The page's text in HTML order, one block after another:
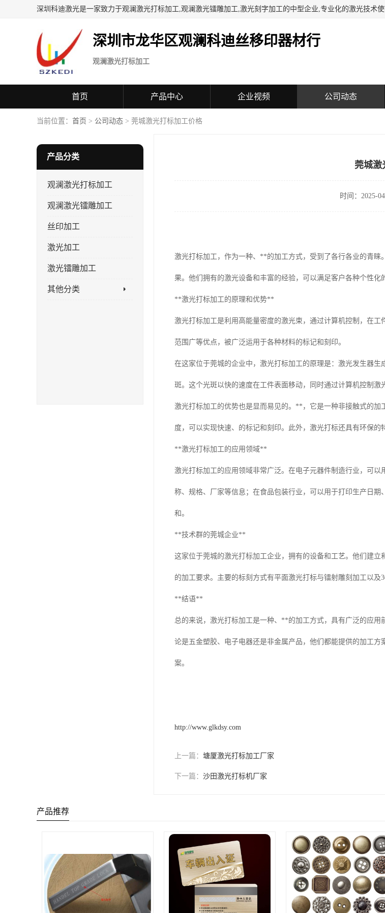
深圳科迪激光是一家致力于观澜激光打标加工,观澜激光镭雕加工,激光刻字加工的中型企业,专业化的激光技术使
深圳市龙华区观澜科迪丝移印器材行
观澜激光打标加工
首页 产品中心 企业视频 公司动态
当前位置： 首页 > 公司动态 > 莞城激光打标加工价格
产品分类
观澜激光打标加工
观澜激光镭雕加工
丝印加工
激光加工
激光镭雕加工
其他分类
莞城激
时间：2025-
激光打标加工，作为一种、**的加工方式，受到了各行各业的青
果。他们拥有的激光设备和丰富的经验，可以满足客户各种个性化
**激光打标加工的原理和优势**
激光打标加工是利用高能量密度的激光束，通过计算机控制，在
范围广等优点，被广泛运用于各种材料的标记和刻印。
在这家位于莞城的企业中，激光打标加工的原理是：激光发生器
斑。这个光斑以快的速度在工件表面移动，同时通过计算机控制激
激光打标加工的优势也是显而易见的。**，它是一种非接触式的
度，可以实现快速、的标记和刻印。此外，激光打标还具有环保的
**激光打标加工的应用领域**
激光打标加工的应用领域非常广泛。在电子元器件制造行业，可
称、规格、厂家等信息；在食品包装行业，可以用于打印生产日
和。
**技术群的莞城企业**
这家位于莞城的激光打标加工企业，拥有的设备和工艺。他们建
的加工要求。主要的标刻方式有平面激光打标与镭射雕刻加工以及
**结语**
总的来说，激光打标加工是一种、**的加工方式，具有广泛的应
论是五金塑胶、电子电器还是非金属产品，他们都能提供的加工
案。
http://www.glkdsy.com
上一篇： 塘厦激光打标加工厂家
下一篇： 沙田激光打标机厂家
产品推荐